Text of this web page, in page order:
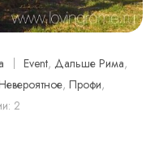
Event, Дальше Рима,
, Профи,
2